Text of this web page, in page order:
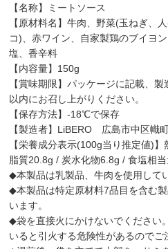
【名称】ミートソース
【原材料名】牛肉、野菜(玉ねぎ、
コ)、赤ワイン、自家製鶏のブイヨ
塩、香辛料
【内容量】150g
【賞味期限】パッケージに記載、
以内にお召し上がりください。
【保存方法】-18℃で保存
【製造者】LiBERO 広島市中区幟
【栄養成分表示(100g当り推定値)
脂質20.8g / 炭水化物6.8g / 食塩相
◆本製品は乳製品、牛肉を使用して
◆本製品は特定原材料7品目を含む
います。
◆袋を直接火にかけないでください
いると引火する危険性があるのでご